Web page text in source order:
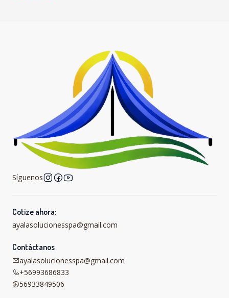
Síguenos
Cotize ahora:
ayalasolucionesspa@gmail.com
Contáctanos
ayalasolucionesspa@gmail.com
+56993686833
56933849506